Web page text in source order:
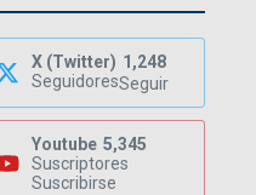
X (Twitter) 1,248
SeguidoresSeguir
Youtube 5,345
Suscriptores
Suscribirse